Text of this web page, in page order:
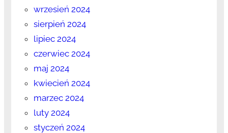
wrzesień 2024
sierpień 2024
lipiec 2024
czerwiec 2024
maj 2024
kwiecień 2024
marzec 2024
luty 2024
styczeń 2024